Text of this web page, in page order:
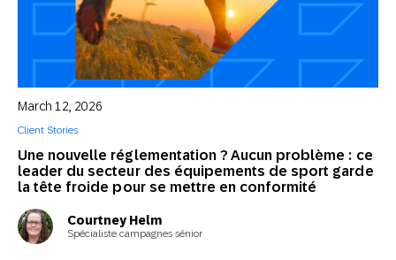
Une nouvelle réglementation ? Aucun problème : ce
leader du secteur des équipements de sport garde
la tête froide pour se mettre en conformité
March 12, 2026
Client Stories
Courtney Helm
Spécialiste campagnes sénior